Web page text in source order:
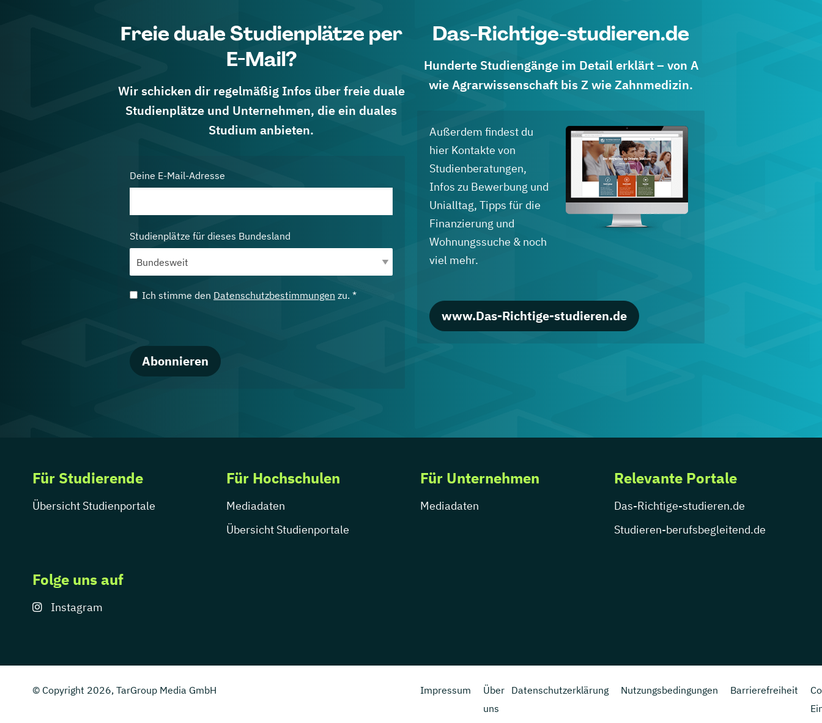
Freie duale Studienplätze per
E-Mail?
Wir schicken dir regelmäßig Infos über freie duale
Studienplätze und Unternehmen, die ein duales
Studium anbieten.
Deine E-Mail-Adresse
Studienplätze für dieses Bundesland
Ich stimme den Datenschutzbestimmungen zu. *
Abonnieren
Das-Richtige-studieren.de
Hunderte Studiengänge im Detail erklärt – von A
wie Agrarwissenschaft bis Z wie Zahnmedizin.
Außerdem findest du
hier Kontakte von
Studienberatungen,
Infos zu Bewerbung und
Unialltag, Tipps für die
Finanzierung und
Wohnungssuche & noch
viel mehr.
www.Das-Richtige-studieren.de
Für Studierende
Übersicht Studienportale
Für Hochschulen
Mediadaten
Übersicht Studienportale
Für Unternehmen
Mediadaten
Relevante Portale
Das-Richtige-studieren.de
Studieren-berufsbegleitend.de
Folge uns auf
Instagram
© Copyright 2026, TarGroup Media GmbH Impressum
Über
uns
Datenschutzerklärung Nutzungsbedingungen Barrierefreiheit